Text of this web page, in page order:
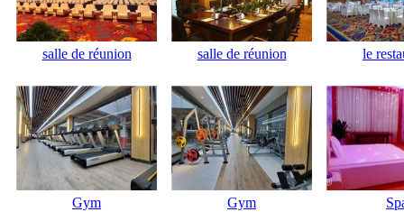
salle de réunion salle de réunion le
Gym Gym